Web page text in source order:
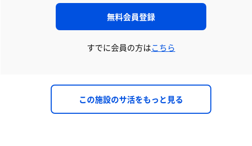
無料会員登録
すでに会員の方はこちら
この施設のサ活をもっと見る